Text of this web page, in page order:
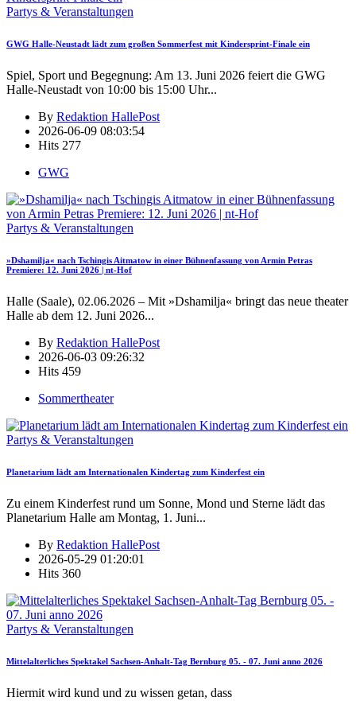
Partys & Veranstaltungen
GWG Halle-Neustadt lädt zum großen Sommerfest mit Kindersprint-Finale ein
Spiel, Sport und Begegnung: Am 13. Juni 2026 feiert die GWG
Halle-Neustadt von 10:00 bis 15:00 Uhr...
By Redaktion HallePost
2026-06-09 08:03:54
Hits 277
GWG
Partys & Veranstaltungen
»Dshamilja« nach Tschingis Aitmatow in einer Bühnenfassung von Armin Petras
Premiere: 12. Juni 2026 | nt-Hof
Halle (Saale), 02.06.2026 – Mit »Dshamilja« bringt das neue theater
Halle ab dem 12. Juni 2026...
By Redaktion HallePost
2026-06-03 09:26:32
Hits 459
Sommertheater
Partys & Veranstaltungen
Planetarium lädt am Internationalen Kindertag zum Kinderfest ein
Zu einem Kinderfest rund um Sonne, Mond und Sterne lädt das
Planetarium Halle am Montag, 1. Juni...
By Redaktion HallePost
2026-05-29 01:20:01
Hits 360
Partys & Veranstaltungen
Mittelalterliches Spektakel Sachsen-Anhalt-Tag Bernburg 05. - 07. Juni anno 2026
Hiermit wird kund und zu wissen getan, dass